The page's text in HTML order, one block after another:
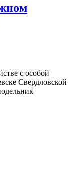
с особой
Свердловской